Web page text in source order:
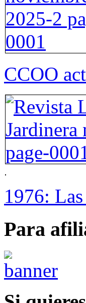
CCOO
1976:
Para